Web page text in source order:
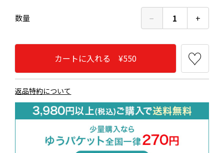
数量 − 1 +
カートに入れる ¥550
返品特約について